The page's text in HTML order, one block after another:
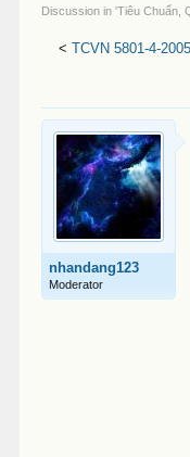
Discussion in 'Tiêu Chuẩn,
< TCVN 5801-4-
nhandang123
Moderator